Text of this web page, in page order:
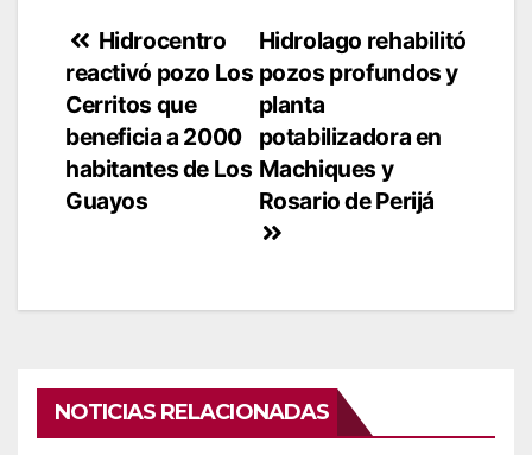
Navegación
de
entradas
Hidrolago rehabilitó
pozos profundos y
planta
potabilizadora en
Machiques y
Rosario de Perijá
Hidrocentro
reactivó pozo Los
Cerritos que
beneficia a 2000
habitantes de Los
Guayos
NOTICIAS RELACIONADAS